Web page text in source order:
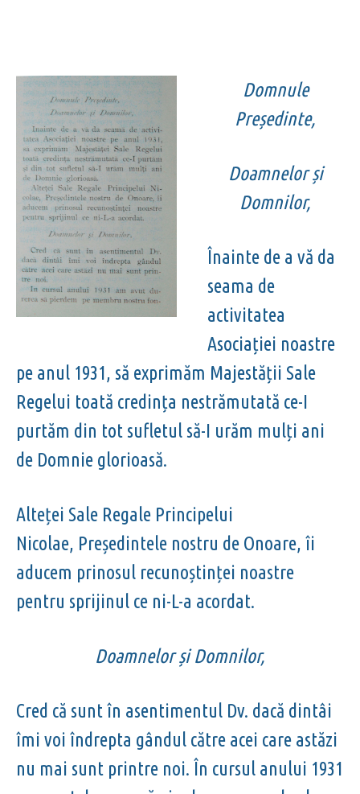
Domnule
Președinte,
Doamnelor și
Domnilor,
Înainte de a vă da
seama de
activitatea
Asociației noastre
pe anul 1931, să exprimăm Majestății Sale
Regelui toată credința nestrămutată ce-I
purtăm din tot sufletul să-I urăm mulți ani
de Domnie glorioasă.
Alteței Sale Regale Principelui
Nicolae, Președintele nostru de Onoare, îi
aducem prinosul recunoștinței noastre
pentru sprijinul ce ni-L-a acordat.
Doamnelor și Domnilor,
Cred că sunt în asentimentul Dv. dacă dintâi
îmi voi îndrepta gândul către acei care astăzi
nu mai sunt printre noi. În cursul anului 1931